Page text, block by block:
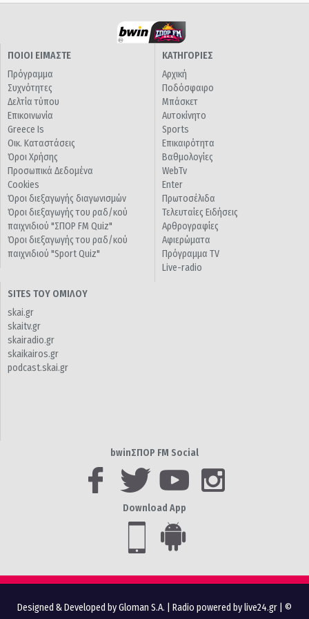
ΠΟΙΟΙ ΕΙΜΑΣΤΕ
Πρόγραμμα
Συχνότητες
Δελτία τύπου
Επικοινωνία
Greece Is
Οικ. Καταστάσεις
Όροι Χρήσης
Προσωπικά Δεδομένα
Cookies
Όροι διεξαγωγής διαγωνισμών
Όροι διεξαγωγής του ραδ/κού
παιχνιδιού "ΣΠΟΡ FM Quiz"
Όροι διεξαγωγής του ραδ/κού
παιχνιδιού "Sport Quiz"
ΚΑΤΗΓΟΡΙΕΣ
Αρχική
Ποδόσφαιρο
Μπάσκετ
Αυτοκίνητο
Sports
Επικαιρότητα
Βαθμολογίες
WebTv
Enter
Πρωτοσέλιδα
Τελευταίες Ειδήσεις
Αρθρογραφίες
Αφιερώματα
Πρόγραμμα TV
Live-radio
SITES ΤΟΥ ΟΜΙΛΟΥ
skai.gr
skaitv.gr
skairadio.gr
skaikairos.gr
podcast.skai.gr
bwinΣΠΟΡ FM Social
Download App
Designed & Developed by Gloman S.A. Radio powered by live24.gr | ©